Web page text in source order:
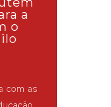
a
o
com as